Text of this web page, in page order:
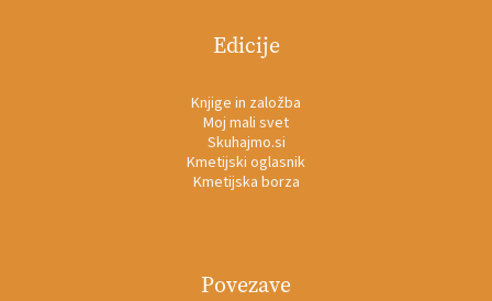
Edicije
Knjige in založba
Moj mali svet
Skuhajmo.si
Kmetijski oglasnik
Kmetijska borza
Povezave